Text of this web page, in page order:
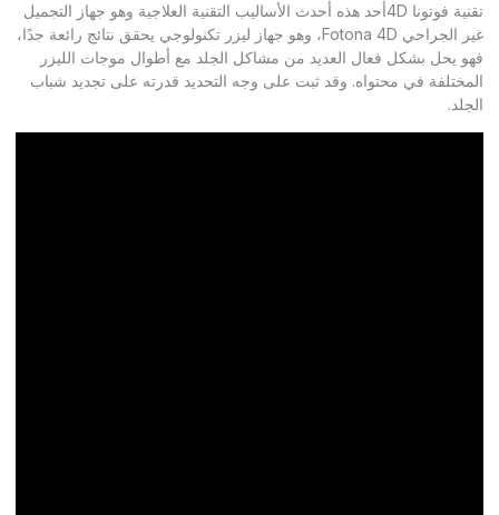
تقنية فوتونا 4Dأحد هذه أحدث الأساليب التقنية العلاجية وهو جهاز التجميل
غير الجراحي Fotona 4D، وهو جهاز ليزر تكنولوجي يحقق نتائج رائعة جدًا،
فهو يحل بشكل فعال العديد من مشاكل الجلد مع أطوال موجات الليزر
المختلفة في محتواه. وقد ثبت على وجه التحديد قدرته على تجديد شباب
الجلد.